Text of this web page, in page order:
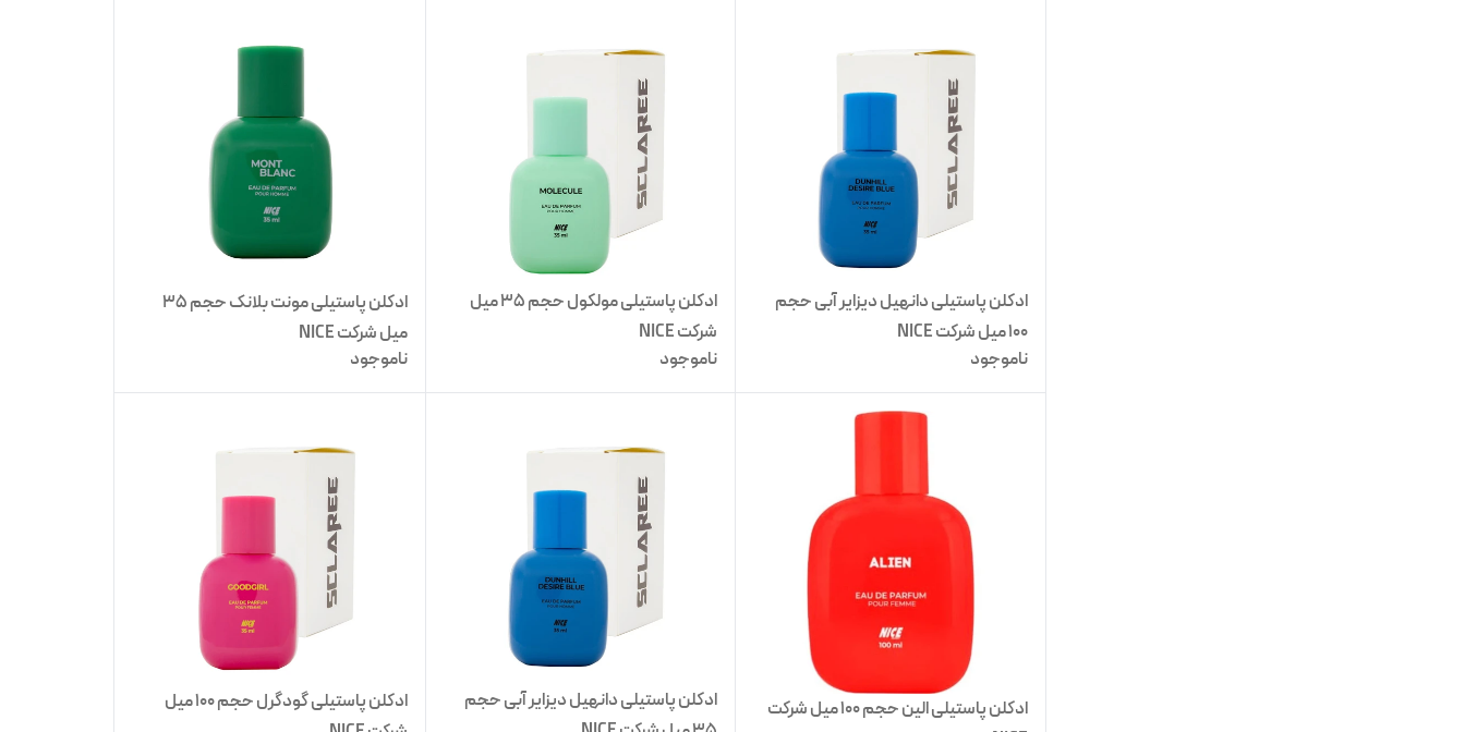
ادکلن پاستیلی دانهیل دیزایر آبی حجم
100 میل شرکت NICE
ناموجود
ادکلن پاستیلی مولکول حجم 35 میل
شرکت NICE
ناموجود
ادکلن پاستیلی مونت بلانک حجم 35
میل شرکت NICE
ناموجود
ادکلن پاستیلی الین حجم 100 میل شرکت
ادکلن پاستیلی دانهیل دیزایر آبی حجم
ادکلن پاستیلی گودگرل حجم 100 میل